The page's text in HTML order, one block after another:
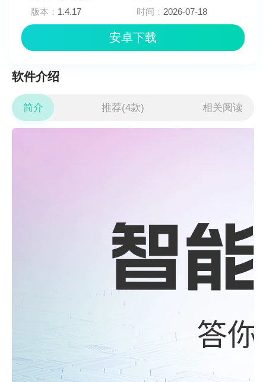
版本： 1.4.17 时间： 2026-07-18
安卓下载
软件介绍
简介 推荐(4款) 相关阅读